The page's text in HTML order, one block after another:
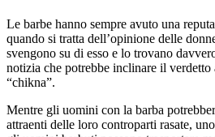
Le barbe hanno sempre avuto una
quando si tratta dell’opinione delle
svengono su di esso e lo trovano
notizia che potrebbe inclinare il
“chikna”.
Mentre gli uomini con la barba
attraenti delle loro controparti rasate,